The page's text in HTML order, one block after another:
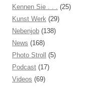
Kennen Sie . . . (25)
Kunst Werk (29)
Nebenjob (138)
News (168)
Photo Stroll
(5)
Podcast (17)
Videos (69)